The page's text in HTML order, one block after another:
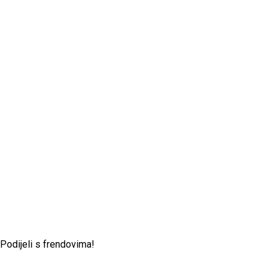
Podijeli s frendovima!